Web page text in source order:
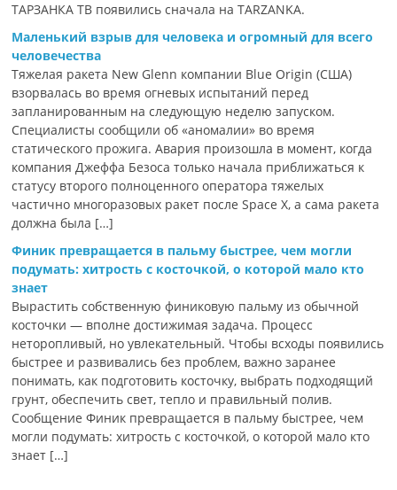
ТАРЗАНКА ТВ появились сначала на TARZANKA.
Маленький взрыв для человека и огромный для всего
человечества
Тяжелая ракета New Glenn компании Blue Origin (США)
взорвалась во время огневых испытаний перед
запланированным на следующую неделю запуском.
Специалисты сообщили об «аномалии» во время
статического прожига. Авария произошла в момент, когда
компания Джеффа Безоса только начала приближаться к
статусу второго полноценного оператора тяжелых
частично многоразовых ракет после Space X, а сама ракета
должна была […]
Финик превращается в пальму быстрее, чем могли
подумать: хитрость с косточкой, о которой мало кто
знает
Вырастить собственную финиковую пальму из обычной
косточки — вполне достижимая задача. Процесс
неторопливый, но увлекательный. Чтобы всходы появились
быстрее и развивались без проблем, важно заранее
понимать, как подготовить косточку, выбрать подходящий
грунт, обеспечить свет, тепло и правильный полив.
Сообщение Финик превращается в пальму быстрее, чем
могли подумать: хитрость с косточкой, о которой мало кто
знает […]